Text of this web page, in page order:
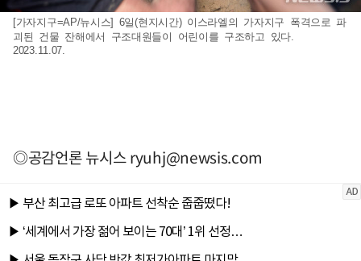
[가자지구=AP/뉴시스] 6일(현지시간) 이스라엘의 가자지구 폭격으로 파
괴된 건물 잔해에서 구조대원들이 어린이를 구조하고 있다.
2023.11.07.
◎공감언론 뉴시스ryuhj@newsis.com